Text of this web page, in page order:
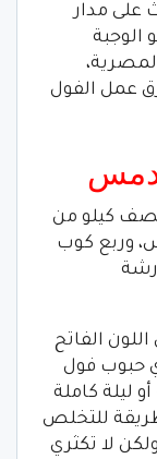
على مدار
الوجبة
عمل الفول
كيلو من
وربع كوب
الفاتح
حبوب فول
لمدة 8 ساعات أو ليلة كاملة
للتخلص
لا تكثري